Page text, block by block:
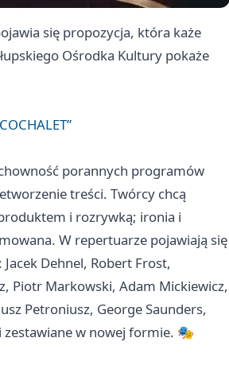
się propozycja, która każe
Ośrodka Kultury pokaże
porannych programów
treści. Twórcy chcą
i rozrywką; ironia i
W repertuarze pojawiają się
Dehnel, Robert Frost,
Piotr Markowski, Adam Mickiewicz,
Petroniusz, George Saunders,
zestawiane w nowej formie. 🎭